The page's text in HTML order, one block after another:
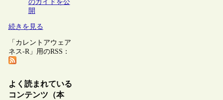
のガイドを公
開
続きを見る
「カレントアウェア
ネス-R」用のRSS：
よく読まれている
コンテンツ（本